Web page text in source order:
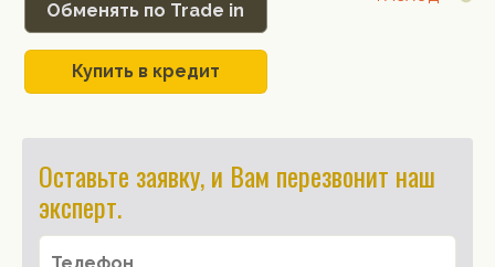
Обменять по Trade in
Купить в кредит
Оставьте заявку, и Вам перезвонит наш
эксперт.